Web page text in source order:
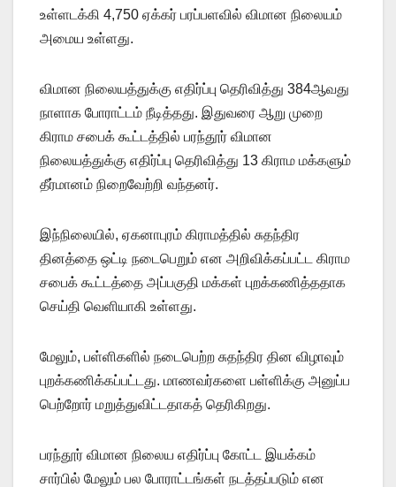
உள்ளடக்கி 4,750 ஏக்கர் பரப்பளவில் விமான நிலையம்
அமைய உள்ளது.
விமான நிலையத்துக்கு எதிர்ப்பு தெரிவித்து 384ஆவது
நாளாக போராட்டம் நீடித்தது. இதுவரை ஆறு முறை
கிராம சபைக் கூட்டத்தில் பரந்தூர் விமான
நிலையத்துக்கு எதிர்ப்பு தெரிவித்து 13 கிராம மக்களும்
தீர்மானம் நிறைவேற்றி வந்தனர்.
இந்நிலையில், ஏகனாபுரம் கிராமத்தில் சுதந்திர
தினத்தை ஒட்டி நடைபெறும் என அறிவிக்கப்பட்ட கிராம
சபைக் கூட்டத்தை அப்பகுதி மக்கள் புறக்கணித்ததாக
செய்தி வெளியாகி உள்ளது.
மேலும், பள்ளிகளில் நடைபெற்ற சுதந்திர தின விழாவும்
புறக்கணிக்கப்பட்டது. மாணவர்களை பள்ளிக்கு அனுப்ப
பெற்றோர் மறுத்துவிட்டதாகத் தெரிகிறது.
பரந்தூர் விமான நிலைய எதிர்ப்பு கோட்ட இயக்கம்
சார்பில் மேலும் பல போராட்டங்கள் நடத்தப்படும் என